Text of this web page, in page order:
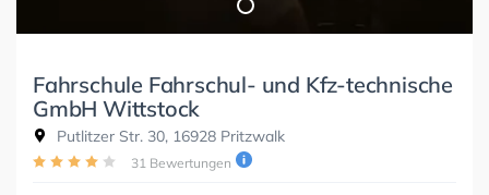
Fahrschule Fahrschul- und Kfz-technische
GmbH Wittstock
Putlitzer Str. 30, 16928 Pritzwalk
31 Bewertungen